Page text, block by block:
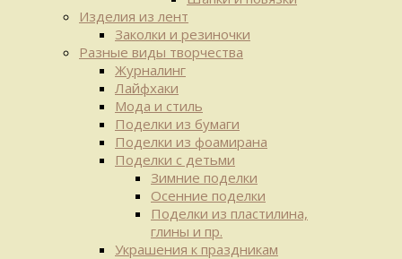
Изделия из лент
Заколки и резиночки
Разные виды творчества
Журналинг
Лайфхаки
Мода и стиль
Поделки из бумаги
Поделки из фоамирана
Поделки с детьми
Зимние поделки
Осенние поделки
Поделки из пластилина,
глины и пр.
Украшения к праздникам